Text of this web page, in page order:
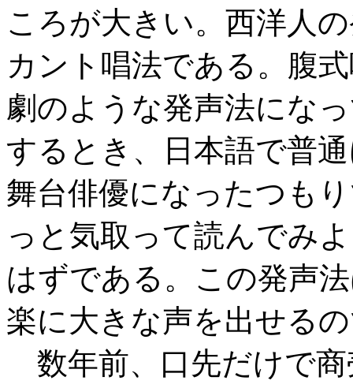
ころが大きい。西洋人
カント唱法である。腹
劇のような発声法にな
するとき、日本語で普
舞台俳優になったつも
っと気取って読んでみ
はずである。この発声
楽に大きな声を出せる
数年前、口先だけで